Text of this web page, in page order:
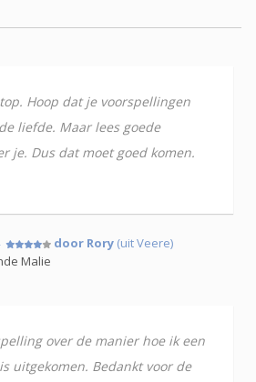
Hoop dat je voorspellingen
liefde. Maar lees goede
je. Dus dat moet goed komen.
door Rory (uit Veere)
Malie
over de manier hoe ik een
uitgekomen. Bedankt voor de